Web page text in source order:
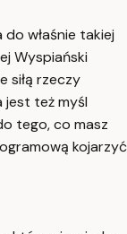
właśnie takiej
Wyspiański
siłą rzeczy
jest też myśl
tego, co masz
kojarzyć